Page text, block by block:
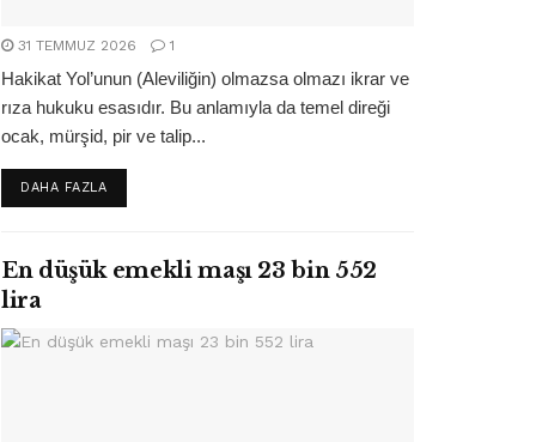
31 TEMMUZ 2026 1
Hakikat Yol’unun (Aleviliğin) olmazsa olmazı ikrar ve
rıza hukuku esasıdır. Bu anlamıyla da temel direği
ocak, mürşid, pir ve talip...
DAHA FAZLADETAILS
En düşük emekli maşı 23 bin 552
lira